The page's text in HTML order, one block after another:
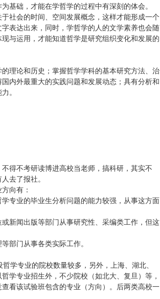
基础，才能在学哲学的过程中有深刻的体会。
社会的时间、空间发展概念，这样才能形成一个
表达出来，同时，学哲学的人的文学素养也会随
与运用，才能知道哲学是研究组织变化和发展的
理论和历史；掌握哲学学科的基本研究方法、治
内外最重大的实践问题和发展动态；具有分析和
。
得不考研读博进高校当老师，搞科研，其实不
去了报社。
向有：
专业的毕业生分析问题的能力较强，从事这方面
新闻出版等部门从事研究性、采编类工作，但这
部门从事各类实际工作。
学专业的院校数量较多，另外，上海、湖北、
学专业招生外，不少院校（如北大、复旦）等，
看该试验班包含的专业（方向）。后两类高校一